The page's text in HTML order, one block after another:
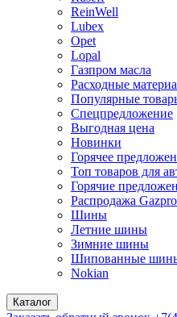
ReinWell
Lubex
Opet
Lopal
Газпром масла
Расходные
Популярные
Спецпредложение
Выгодная цена
Новинки
Горячее
Топ товаров для
Горячие
Распродажа
Шины
Летние шины
Зимние шины
Шипованные
Nokian
Каталог